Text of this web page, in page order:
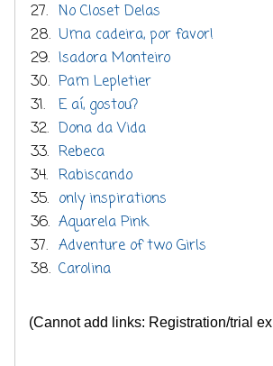
27. No Closet Delas
28. Uma cadeira, por favor!
29. Isadora Monteiro
30. Pam Lepletier
31.
E aí, gostou?
32. Dona da Vida
33. Rebeca
34. Rabiscando
35. only inspirations
36. Aquarela Pink
37. Adventure of two Girls
38. Carolina
(Cannot add links: Registration/trial